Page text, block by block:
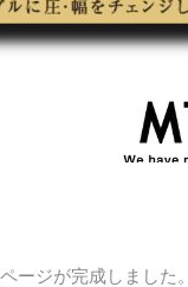
ージが完成しました。